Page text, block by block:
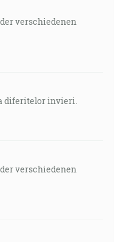
verschiedenen
diferitelor invieri.
verschiedenen